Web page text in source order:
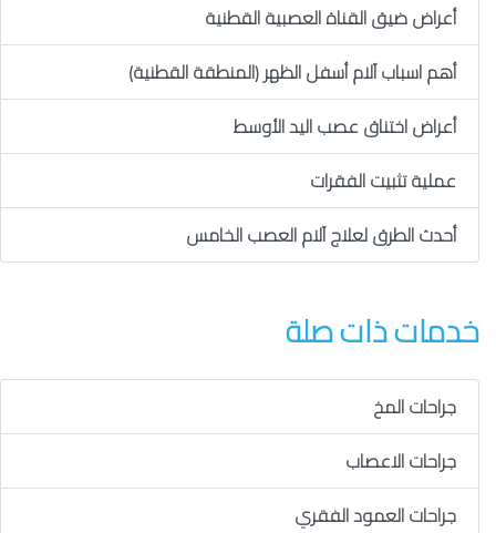
أعراض ضيق القناة العصبية القطنية
أهم اسباب آلام أسفل الظهر (المنطقة القطنية)
أعراض اختناق عصب اليد الأوسط
عملية تثبيت الفقرات
أحدث الطرق لعلاج آلام العصب الخامس
خدمات ذات صلة
جراحات المخ
جراحات الاعصاب
جراحات العمود الفقري